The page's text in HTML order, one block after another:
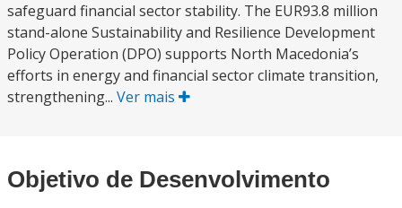
safeguard financial sector stability. The EUR93.8 million
stand-alone Sustainability and Resilience Development
Policy Operation (DPO) supports North Macedonia’s
efforts in energy and financial sector climate transition,
strengthening... Ver mais
Objetivo de Desenvolvimento